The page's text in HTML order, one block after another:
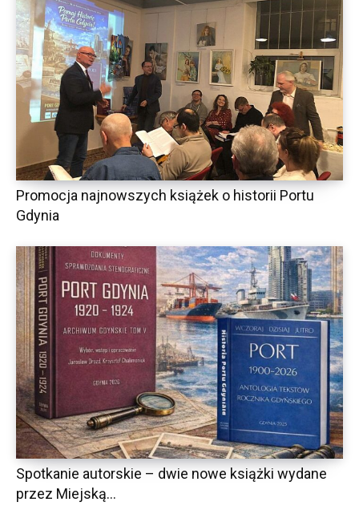
Promocja najnowszych książek o historii Portu
Gdynia
Spotkanie autorskie – dwie nowe książki wydane
przez Miejską...